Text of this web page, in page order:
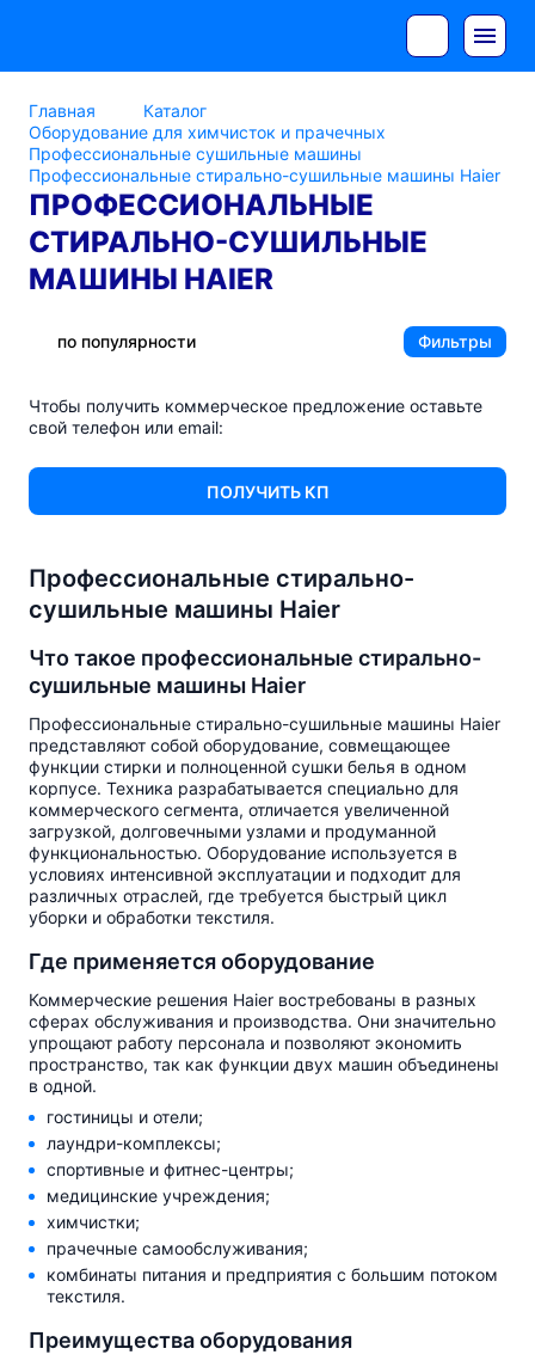
Главная
Каталог
Оборудование для химчисток и прачечных
Профессиональные сушильные машины
Профессиональные стирально-сушильные машины Haier
ПРОФЕССИОНАЛЬНЫЕ
СТИРАЛЬНО-СУШИЛЬНЫЕ
МАШИНЫ HAIER
по популярности Фильтры
Чтобы получить коммерческое предложение оставьте
свой телефон или email:
ПОЛУЧИТЬ КП
Профессиональные стирально-
сушильные машины Haier
Что такое профессиональные стирально-
сушильные машины Haier
Профессиональные стирально-сушильные машины Haier
представляют собой оборудование, совмещающее
функции стирки и полноценной сушки белья в одном
корпусе. Техника разрабатывается специально для
коммерческого сегмента, отличается увеличенной
загрузкой, долговечными узлами и продуманной
функциональностью. Оборудование используется в
условиях интенсивной эксплуатации и подходит для
различных отраслей, где требуется быстрый цикл
уборки и обработки текстиля.
Где применяется оборудование
Коммерческие решения Haier востребованы в разных
сферах обслуживания и производства. Они значительно
упрощают работу персонала и позволяют экономить
пространство, так как функции двух машин объединены
в одной.
гостиницы и отели;
лаундри-комплексы;
спортивные и фитнес-центры;
медицинские учреждения;
химчистки;
прачечные самообслуживания;
комбинаты питания и предприятия с большим потоком
текстиля.
Преимущества оборудования